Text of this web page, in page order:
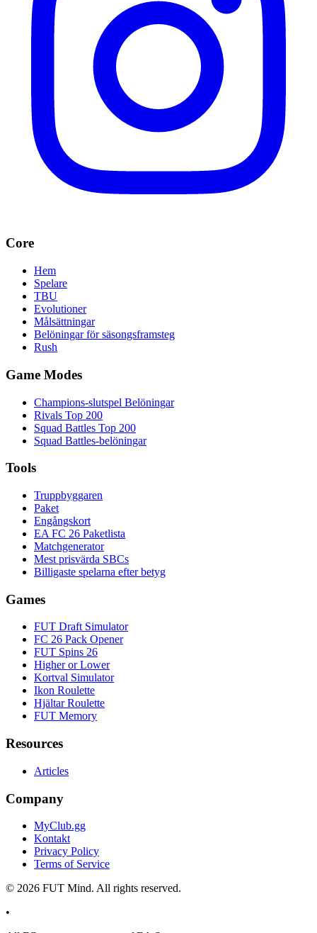
Core
Hem
Spelare
TBU
Evolutioner
Målsättningar
Belöningar för säsongsframsteg
Rush
Game Modes
Champions-slutspel Belöningar
Rivals Top 200
Squad Battles Top 200
Squad Battles-belöningar
Tools
Truppbyggaren
Paket
Engångskort
EA FC 26 Paketlista
Matchgenerator
Mest prisvärda SBCs
Billigaste spelarna efter betyg
Games
FUT Draft Simulator
FC 26 Pack Opener
FUT Spins 26
Higher or Lower
Kortval Simulator
Ikon Roulette
Hjältar Roulette
FUT Memory
Resources
Articles
Company
MyClub.gg
Kontakt
Privacy Policy
Terms of Service
© 2026 FUT Mind. All rights reserved.
•